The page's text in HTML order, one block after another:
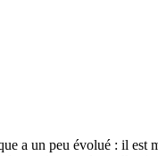
a un peu évolué : il est